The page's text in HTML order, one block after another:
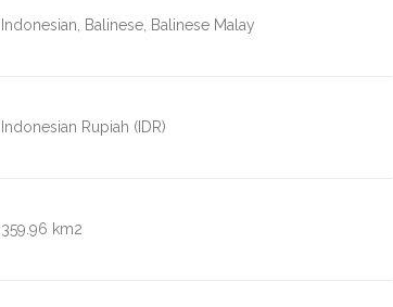
Indonesian, Balinese, Balinese Malay
Indonesian Rupiah (IDR)
359.96 km2